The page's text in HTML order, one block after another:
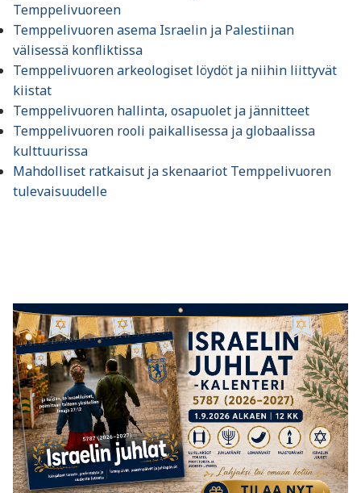
Temppelivuoreen
Temppelivuoren asema Israelin ja Palestiinan
välisessä konfliktissa
Temppelivuoren arkeologiset löydöt ja niihin liittyvät
kiistat
Temppelivuoren hallinta, osapuolet ja jännitteet
Temppelivuoren rooli paikallisessa ja globaalissa
kulttuurissa
Mahdolliset ratkaisut ja skenaariot Temppelivuoren
tulevaisuudelle